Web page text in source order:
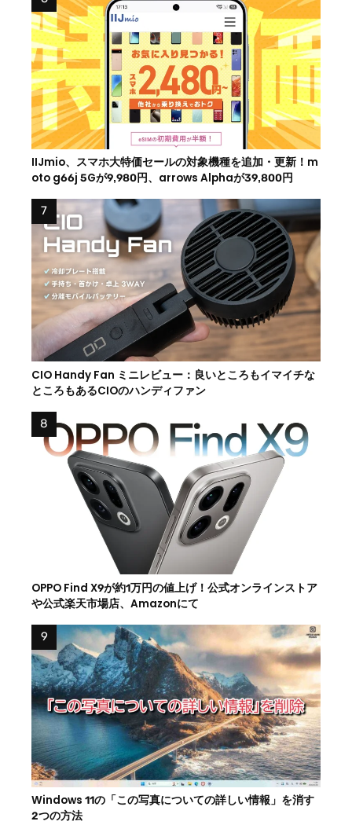
IIJmio、スマホ大特価セールの対象機種を追加・更新！m
oto g66j 5Gが9,980円、arrows Alphaが39,800円
CIO Handy Fan ミニレビュー：良いところもイマイチな
ところもあるCIOのハンディファン
OPPO Find X9が約1万円の値上げ！公式オンラインストア
や公式楽天市場店、Amazonにて
Windows 11の「この写真についての詳しい情報」を消す
2つの方法